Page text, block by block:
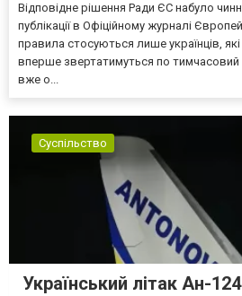
Відповідне рішення Ради ЄС набуло
публікації в Офіційному журналі
правила стосуються лише українців,
вперше звертатимуться по тимчасовий
вже о...
Суспільство
Український літак Ан-